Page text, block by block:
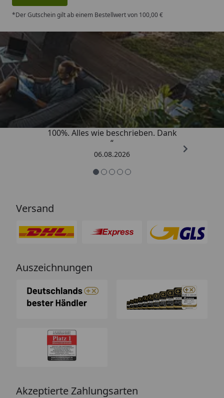
*Der Gutschein gilt ab einem Bestellwert von 100,00 €
Trusted Shops
4,83/ 5
„Super schnell gelifert. Ware passt
100%. Alles wie beschrieben. Dank
“
06.08.2026
Versand
Auszeichnungen
Akzeptierte Zahlungsarten